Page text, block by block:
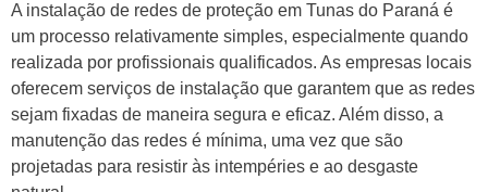
A instalação de redes de proteção em Tunas do Paraná é
um processo relativamente simples, especialmente quando
realizada por profissionais qualificados. As empresas locais
oferecem serviços de instalação que garantem que as redes
sejam fixadas de maneira segura e eficaz. Além disso, a
manutenção das redes é mínima, uma vez que são
projetadas para resistir às intempéries e ao desgaste